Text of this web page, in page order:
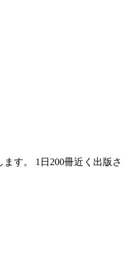
す。 1日200冊近く出版さ